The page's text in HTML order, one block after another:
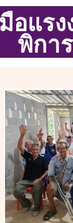
แรง
พิกา